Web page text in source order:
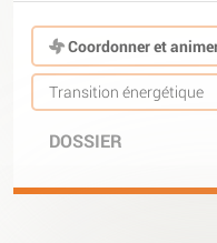
Coordonner et
Transition énergétique
DOSSIER